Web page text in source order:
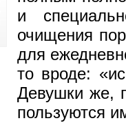
и
очищения
для
то вроде:
Девушки же,
пользуются